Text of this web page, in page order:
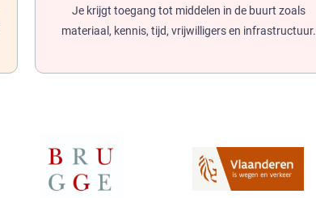
Je krijgt toegang tot middelen in de buurt zoals
materiaal, kennis, tijd, vrijwilligers en infrastructuur.